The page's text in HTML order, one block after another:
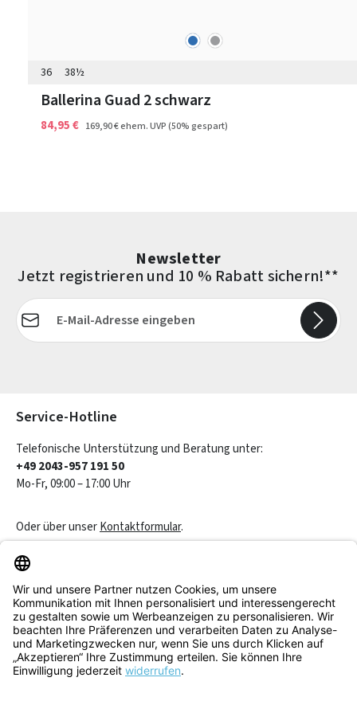
blau grau
36 38½
Ballerina Guad 2 schwarz
84,95 € 169,90 €ehem. UVP(50% gespart)
Newsletter
Jetzt registrieren und 10 % Rabatt sichern!**
E-Mail-Adresse*
Service-Hotline
Telefonische Unterstützung und Beratung unter:
+49 2043-957 191 50
Mo-Fr, 09:00 – 17:00 Uhr
Oder über unserKontaktformular.
Service & Beratung
Informationen